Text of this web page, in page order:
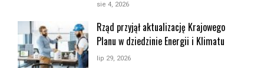
sie 4, 2026
Rząd przyjął aktualizację Krajowego
Planu w dziedzinie Energii i Klimatu
lip 29, 2026